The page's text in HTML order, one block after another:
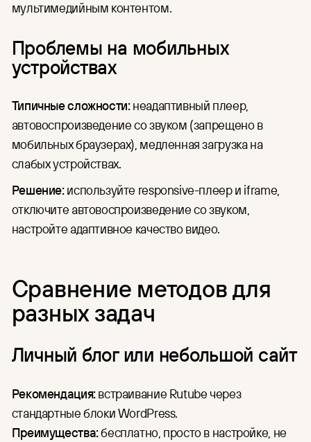
мультимедийным контентом.
Проблемы на мобильных
устройствах
Типичные сложности:неадаптивный плеер,
автовоспроизведение со звуком (запрещено в
мобильных браузерах), медленная загрузка на
слабых устройствах.
Решение:используйте responsive-плеер и iframe,
отключите автовоспроизведение со звуком,
настройте адаптивное качество видео.
Сравнение методов для
разных задач
Личный блог или небольшой сайт
Рекомендация:встраивание Rutube через
стандартные блоки WordPress.
Преимущества:бесплатно, просто в настройке, не